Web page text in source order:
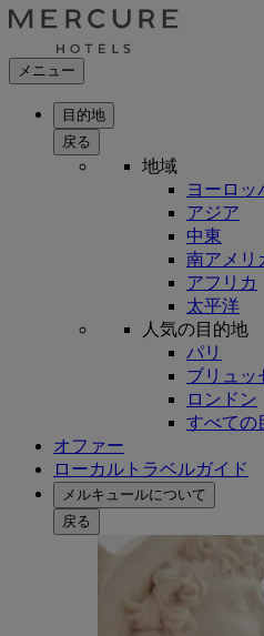
メニュー
目的地
戻る
地域
ヨーロッ
アジア
中東
南アメリ
アフリカ
太平洋
人気の目的地
パリ
ブリュッ
ロンドン
すべての
オファー
ローカルトラベルガイド
メルキュールについて
戻る